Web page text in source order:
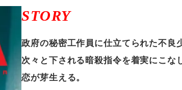
STORY
政府の秘密工作員に仕立てられた不良
次々と下される暗殺指令を着実にこな
恋が芽生える。